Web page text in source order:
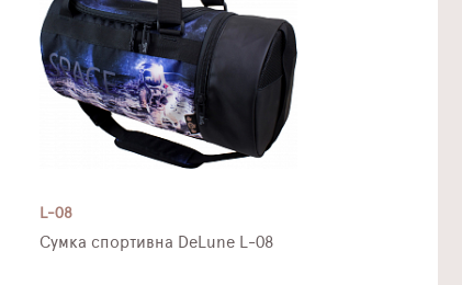
L-08
Сумка спортивна DeLune L-08